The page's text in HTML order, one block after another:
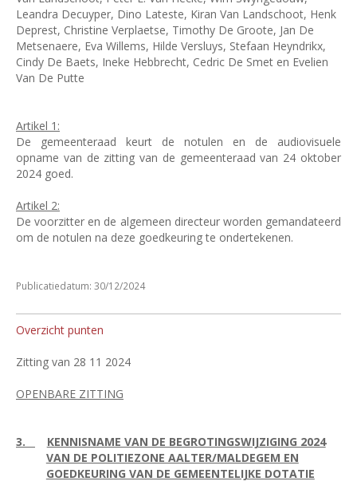
Leandra Decuyper, Dino Lateste, Kiran Van Landschoot, Henk
Deprest, Christine Verplaetse, Timothy De Groote, Jan De
Metsenaere, Eva Willems, Hilde Versluys, Stefaan Heyndrikx,
Cindy De Baets, Ineke Hebbrecht, Cedric De Smet en Evelien
Van De Putte
Artikel 1:
De gemeenteraad keurt de notulen en de audiovisuele
opname van de zitting van de gemeenteraad van 24 oktober
2024 goed.
Artikel 2:
De voorzitter en de algemeen directeur worden gemandateerd
om de notulen na deze goedkeuring te ondertekenen.
Publicatiedatum: 30/12/2024
Overzicht punten
Zitting van 28 11 2024
OPENBARE ZITTING
3.
KENNISNAME VAN DE BEGROTINGSWIJZIGING 2024
VAN DE POLITIEZONE AALTER/MALDEGEM EN
GOEDKEURING VAN DE GEMEENTELIJKE DOTATIE